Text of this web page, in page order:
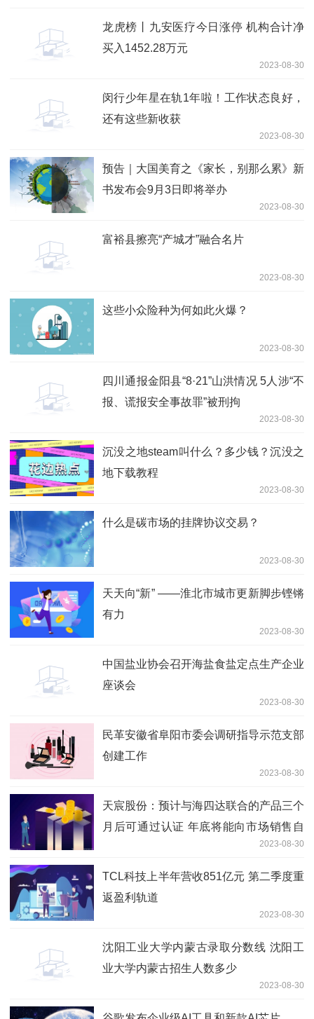
龙虎榜丨九安医疗今日涨停 机构合计净
买入1452.28万元
2023-08-30
闵行少年星在轨1年啦！工作状态良好，
还有这些新收获
2023-08-30
预告｜大国美育之《家长，别那么累》新
书发布会9月3日即将举办
2023-08-30
富裕县擦亮“产城才”融合名片
2023-08-30
这些小众险种为何如此火爆？
2023-08-30
四川通报金阳县“8·21”山洪情况 5人涉“不
报、谎报安全事故罪”被刑拘
2023-08-30
沉没之地steam叫什么？多少钱？沉没之
地下载教程
2023-08-30
什么是碳市场的挂牌协议交易？
2023-08-30
天天向“新” ——淮北市城市更新脚步铿锵
有力
2023-08-30
中国盐业协会召开海盐食盐定点生产企业
座谈会
2023-08-30
民革安徽省阜阳市委会调研指导示范支部
创建工作
2023-08-30
天宸股份：预计与海四达联合的产品三个
月后可通过认证 年底将能向市场销售自
2023-08-30
TCL科技上半年营收851亿元 第二季度重
返盈利轨道
2023-08-30
沈阳工业大学内蒙古录取分数线 沈阳工
业大学内蒙古招生人数多少
2023-08-30